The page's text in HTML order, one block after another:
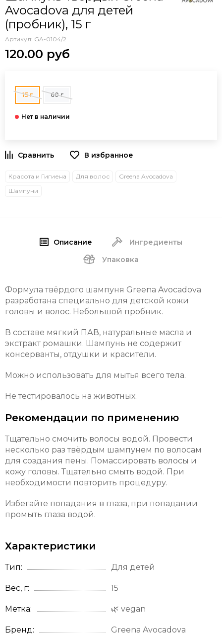
Avocadova для детей
(пробник), 15 г
Артикул: GA-0104/2
120.00 руб
15 г 60 г
В избранное
Красота и Гигиена Для волос
Greena Avocadova
Шампуни
Описание
Ингредиенты
Упаковка
Формула твёрдого шампуня Greena Avocadova
разработана специально для детской кожи
головы и волос. Небольшой пробник.
В составе мягкий ПАВ, натуральные масла и
экстракт ромашки. Шампунь не содержит
консерванты, отдушки и красители.
Можно использовать для мытья всего тела.
Не тестировалось на животных.
Рекомендации по применению
Тщательно смочить волосы водой. Провести
несколько раз твёрдым шампунем по волосам
для создания пены. Помассировать волосы и
кожу головы. Тщательно смыть водой. При
необходимости повторить процедуру.
Избегайте попадания в глаза, при попадании
промыть глаза водой.
Характеристики
Тип Для детей
Вес, г 15
Метка 🌿 vegan
Бренд Greena Avocadova